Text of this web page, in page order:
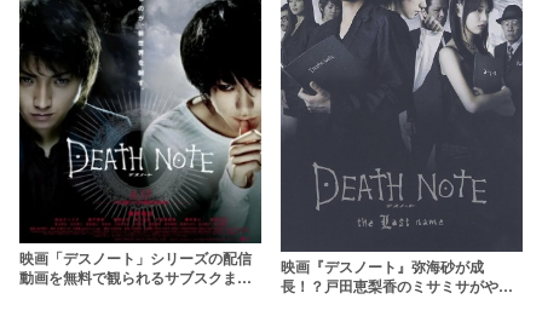
映画「デスノート」シリーズの配信
動画を無料で観られるサブスクまと
映画『デスノート』弥海砂が成
長！？戸田恵梨香のミサミサがやっ